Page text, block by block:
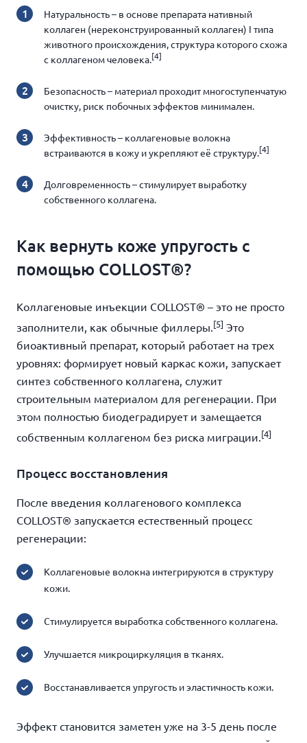
Натуральность – в основе препарата нативный
коллаген (нереконструированный коллаген) I типа
животного происхождения, структура которого схожа
с коллагеном человека.[4]
Безопасность – материал проходит многоступенчатую
очистку, риск побочных эффектов минимален.
Эффективность – коллагеновые волокна
встраиваются в кожу и укрепляют её структуру.[4]
Долговременность – стимулирует выработку
собственного коллагена.
Как вернуть коже упругость с
помощью COLLOST®?
Коллагеновые инъекции COLLOST® – это не просто
заполнители, как обычные филлеры. [5] Это
биоактивный препарат, который работает на трех
уровнях: формирует новый каркас кожи, запускает
синтез собственного коллагена, служит
строительным материалом для регенерации. При
этом полностью биодеградирует и замещается
собственным коллагеном без риска миграции. [4]
Процесс восстановления
После введения коллагенового комплекса
COLLOST® запускается естественный процесс
регенерации:
Коллагеновые волокна интегрируются в структуру
кожи.
Стимулируется выработка собственного коллагена.
Улучшается микроциркуляция в тканях.
Восстанавливается упругость и эластичность кожи.
Эффект становится заметен уже на 3-5 день после